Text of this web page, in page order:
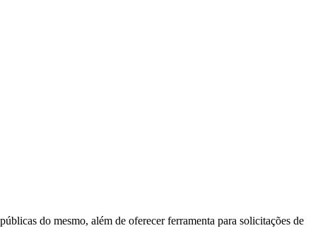
do mesmo, além de oferecer ferramenta para solicitações de